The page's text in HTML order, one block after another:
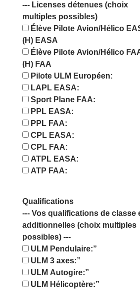
--- Licenses détenues (choix
multiples possibles)
Élève Pilote Avion/Hélico
(H) EASA
Élève Pilote Avion/Hélico
(H) FAA
Pilote ULM Européen:
LAPL EASA:
Sport Plane FAA:
PPL EASA:
PPL FAA:
CPL EASA:
CPL FAA:
ATPL EASA:
ATP FAA:
Qualifications
--- Vos qualifications de classe
additionnelles (choix multiples
possibles) ---
ULM Pendulaire:”
ULM 3 axes:”
ULM Autogire:”
ULM Hélicoptère:”